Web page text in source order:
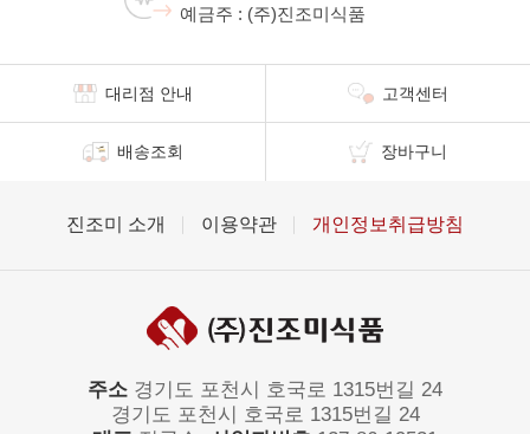
예금주 : (주)진조미식품
대리점 안내 고객센터
배송조회 장바구니
진조미 소개 이용약관 개인정보취급방침
주소 경기도 포천시 호국로 1315번길 24
경기도 포천시 호국로 1315번길 24